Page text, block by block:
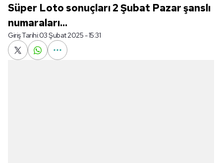
Süper Loto sonuçları 2 Şubat Pazar şanslı
numaraları...
Giriş Tarihi:03 Şubat 2025 - 15:31